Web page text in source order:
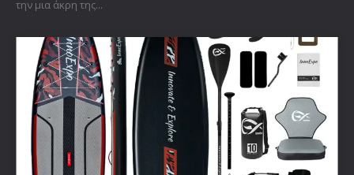
την μια άκρη της...